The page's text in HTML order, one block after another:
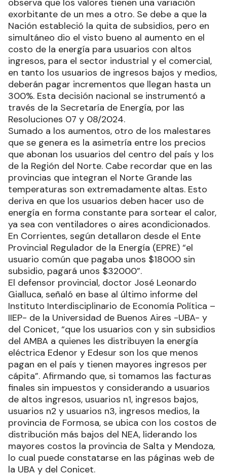
exorbitante de un mes a otro. Se debe a que la
Nación estableció la quita de subsidios, pero en
simultáneo dio el visto bueno al aumento en el
costo de la energía para usuarios con altos
ingresos, para el sector industrial y el comercial,
en tanto los usuarios de ingresos bajos y medios,
deberán pagar incrementos que llegan hasta un
300%. Esta decisión nacional se instrumentó a
través de la Secretaría de Energía, por las
Resoluciones 07 y 08/2024.
Sumado a los aumentos, otro de los malestares
que se genera es la asimetría entre los precios
que abonan los usuarios del centro del país y los
de la Región del Norte. Cabe recordar que en las
provincias que integran el Norte Grande las
temperaturas son extremadamente altas. Esto
deriva en que los usuarios deben hacer uso de
energía en forma constante para sortear el calor,
ya sea con ventiladores o aires acondicionados.
En Corrientes, según detallaron desde el Ente
Provincial Regulador de la Energía (EPRE) “el
usuario común que pagaba unos $18000 sin
subsidio, pagará unos $32000”.
El defensor provincial, doctor José Leonardo
Gialluca, señaló en base al último informe del
Instituto Interdisciplinario de Economía Política –
IIEP- de la Universidad de Buenos Aires -UBA- y
del Conicet, “que los usuarios con y sin subsidios
del AMBA a quienes les distribuyen la energía
eléctrica Edenor y Edesur son los que menos
pagan en el país y tienen mayores ingresos per
cápita”. Afirmando que, si tomamos las facturas
finales sin impuestos y considerando a usuarios
de altos ingresos, usuarios n1, ingresos bajos,
usuarios n2 y usuarios n3, ingresos medios, la
provincia de Formosa, se ubica con los costos de
distribución más bajos del NEA, liderando los
mayores costos la provincia de Salta y Mendoza,
lo cual puede constatarse en las páginas web de
la UBA y del Conicet.